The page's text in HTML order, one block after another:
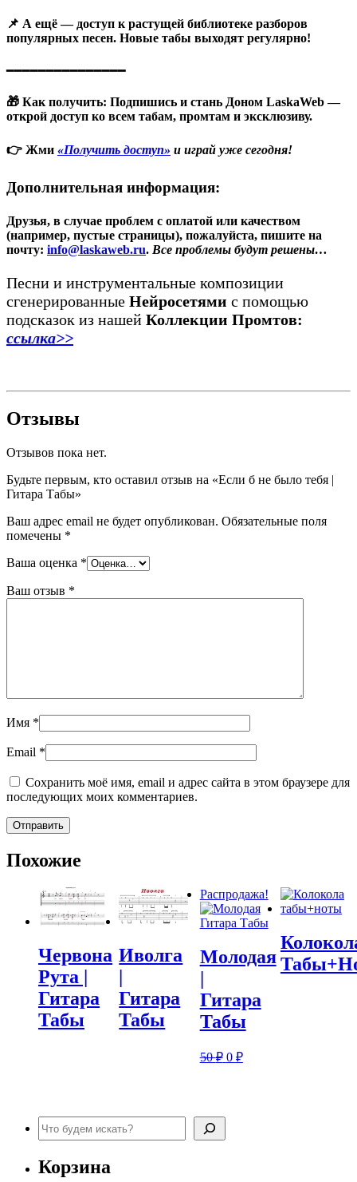
📌 А ещё — доступ к растущей библиотеке разборов
популярных песен. Новые табы выходят регулярно!
━━━━━━━━━━━━━━━
🎁 Как получить: Подпишись и стань Доном LaskaWeb —
открой доступ ко всем табам, промтам и эксклюзиву.
👉 Жми «Получить доступ» и играй уже сегодня!
Дополнительная информация:
Друзья, в случае проблем с оплатой или качеством
(например, пустые страницы), пожалуйста, пишите на
почту: info@laskaweb.ru. Все проблемы будут решены…
Песни и инструментальные композиции
сгенерированные Нейросетями с помощью
подсказок из нашей Коллекции Промтов:
ссылка>>
Отзывы
Отзывов пока нет.
Будьте первым, кто оставил отзыв на «Если б не было тебя |
Гитара Табы»
Ваш адрес email не будет опубликован. Обязательные поля
помечены *
Ваша оценка *
Ваш отзыв *
Имя *
Email *
Сохранить моё имя, email и адрес сайта в этом браузере для
последующих моих комментариев.
Похожие
Червона
Рута |
Гитара
Табы
Иволга
Гитара
Табы
Распродажа!
Молодая
|
Гитара
Табы
50₽ Первоначальная
0 ₽Текущая
Поиск
Корзина